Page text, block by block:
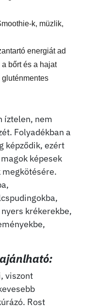
k, müzlik,
energiát ad
a bőrt és a hajat
gluténmentes
íztelen, nem
Folyadékban a
képződik, ezért
képesek
krékerekbe,
viszont
Rost